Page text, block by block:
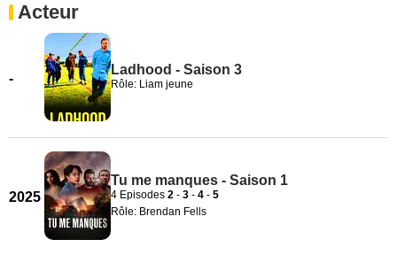
Acteur
-
Ladhood - Saison 3
Rôle: Liam jeune
2025
Tu me manques - Saison 1
4 Episodes 2 - 3 - 4 - 5
Rôle: Brendan Fells